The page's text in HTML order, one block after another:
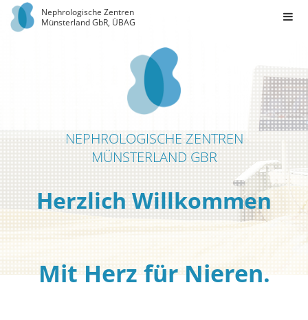
Nephrologische Zentren
Münsterland GbR, ÜBAG
NEPHROLOGISCHE ZENTREN
MÜNSTERLAND GBR
Herzlich Willkommen
Mit Herz für Nieren.